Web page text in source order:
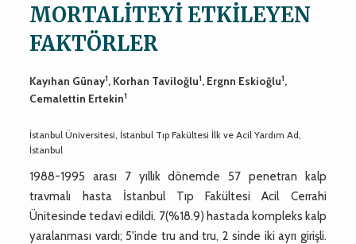
MORTALİTEYİ ETKİLEYEN
FAKTÖRLER
Kayıhan Günay1, Korhan Taviloğlu1, Ergnn Eskioğlu1,
Cemalettin Ertekin1
İstanbul Üniversitesi, İstanbul Tıp Fakültesi İlk ve Acil Yardım Ad,
İstanbul
1988-1995 arası 7 yıllık dönemde 57 penetran kalp
travmalı hasta İstanbul Tıp Fakültesi Acil Cerrahi
Ünitesinde tedavi edildi. 7(%18.9) hastada kompleks kalp
yaralanması vardı; 5'inde tru and tru, 2 sinde iki ayrı girişli.